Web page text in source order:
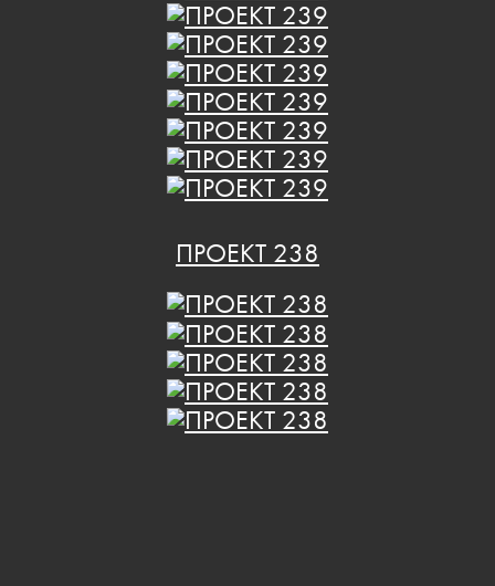
ПРОЕКТ 238